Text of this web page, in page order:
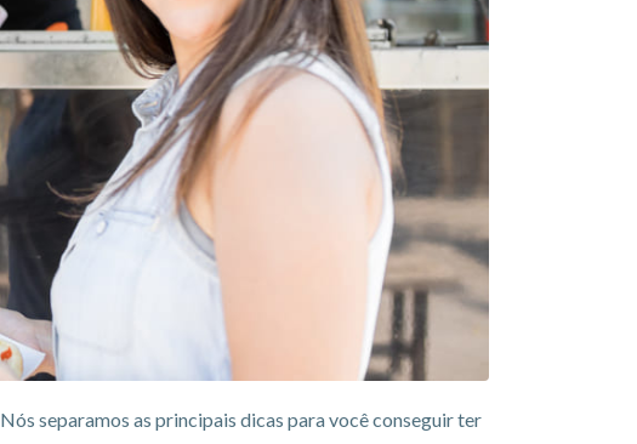
Nós separamos as principais dicas para você conseguir ter